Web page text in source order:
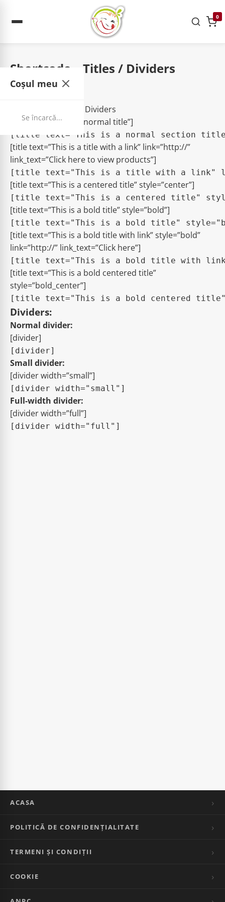
0
Coșul meu
Se încarcă...
Shortcode – Titles / Dividers
Acasa
Shortcode – Titles / Dividers
[title text=”This is a normal title”]
[title text=”This is a title with a link” link=”http://”
link_text=”Click here to view products”]
[title text=”This is a centered title” style=”center”]
[title text=”This is a bold title” style=”bold”]
[title text=”This is a bold title with link” style=”bold”
link=”http://” link_text=”Click here”]
[title text=”This is a bold centered title”
style=”bold_center”]
Dividers:
Normal divider:
[divider]
Small divider:
[divider width=”small”]
Full-width divider:
[divider width=”full”]
ACASA
POLITICĂ DE CONFIDENȚIALITATE
TERMENI ȘI CONDIȚII
COOKIE